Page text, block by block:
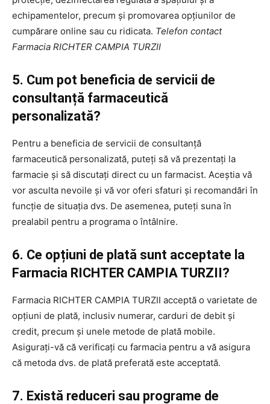
echipamentelor, precum și promovarea opțiunilor de
cumpărare online sau cu ridicata. Telefon contact
Farmacia RICHTER CAMPIA TURZII
5. Cum pot beneficia de servicii de
consultanță farmaceutică
personalizată?
Pentru a beneficia de servicii de consultanță
farmaceutică personalizată, puteți să vă prezentați la
farmacie și să discutați direct cu un farmacist. Aceștia vă
vor asculta nevoile și vă vor oferi sfaturi și recomandări în
funcție de situația dvs. De asemenea, puteți suna în
prealabil pentru a programa o întâlnire.
6. Ce opțiuni de plată sunt acceptate la
Farmacia RICHTER CAMPIA TURZII?
Farmacia RICHTER CAMPIA TURZII acceptă o varietate de
opțiuni de plată, inclusiv numerar, carduri de debit și
credit, precum și unele metode de plată mobile.
Asigurați-vă că verificați cu farmacia pentru a vă asigura
că metoda dvs. de plată preferată este acceptată.
7. Există reduceri sau programe de